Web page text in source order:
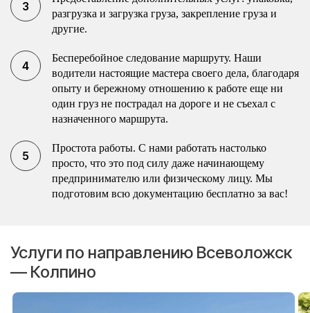
разгрузка и загрузка груза, закрепление груза и
другие.
Бесперебойное следование маршруту. Наши
водители настоящие мастера своего дела, благодаря
опыту и бережному отношению к работе еще ни
один груз не пострадал на дороге и не съехал с
назначенного маршрута.
Простота работы. С нами работать настолько
просто, что это под силу даже начинающему
предпринимателю или физическому лицу. Мы
подготовим всю документацию бесплатно за вас!
Услуги по направлению Всеволожск
— Колпино